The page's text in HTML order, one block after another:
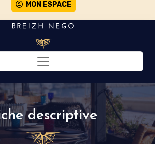
MON ESPACE
Toggle navigation
descriptive